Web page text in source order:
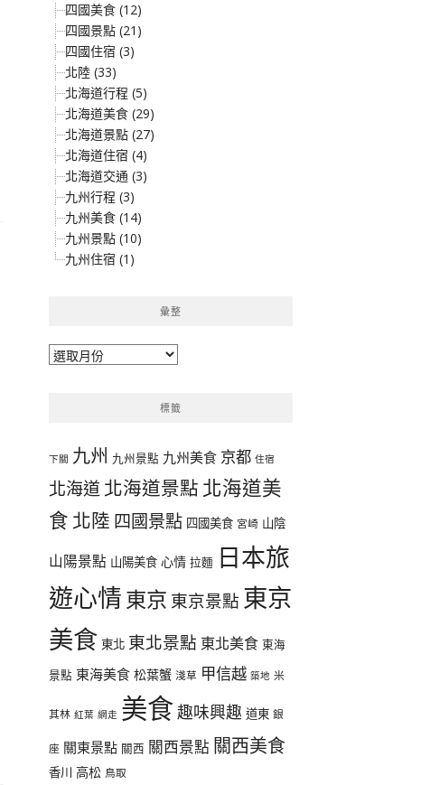
四國美食 (12)
四國景點 (21)
四國住宿 (3)
北陸 (33)
北海道行程 (5)
北海道美食 (29)
北海道景點 (27)
北海道住宿 (4)
北海道交通 (3)
九州行程 (3)
九州美食 (14)
九州景點 (10)
九州住宿 (1)
彙整
彙
標籤
下關 九州 九州景點 九州美食 京都 住宿
北海道北海道景點 北海道美
食 北陸 四國景點 四國美食 宮崎 山陰
山陽景點 山陽美食 心情 拉麵 日本旅
遊心情東京 東京景點 東京
美食 東北 東北景點 東北美食 東海
景點 東海美食 松葉蟹 淺草 甲信越 築地 米
其林 紅葉 網走 美食趣味興趣 道東 銀
座 關東景點 關西 關西景點 關西美食
香川 高松 鳥取